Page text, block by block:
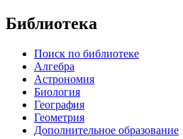
Библиотека
Поиск по библиотеке
Алгебра
Астрономия
Биология
География
Геометрия
Дополнительное образование